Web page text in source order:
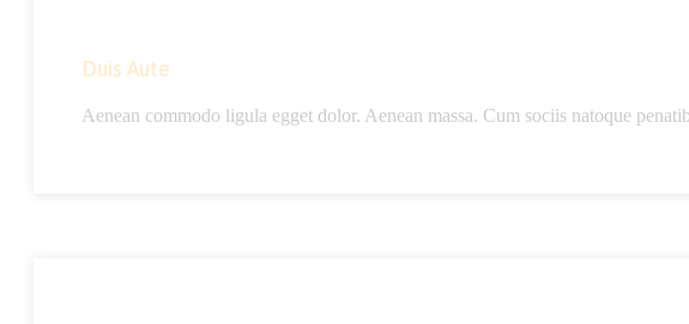
Duis Aute
Aenean commodo ligula egget dolor. Aenean massa. Cum sociis natoque